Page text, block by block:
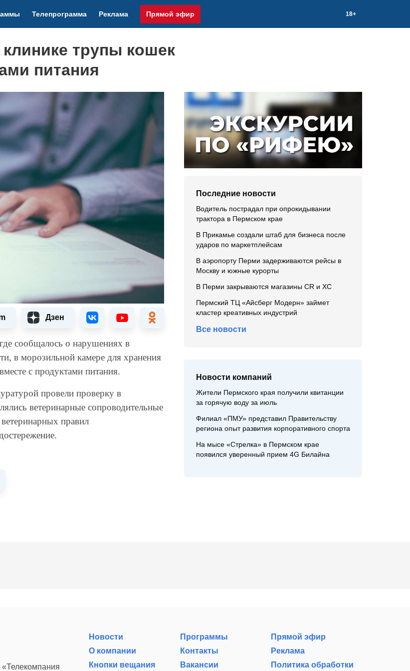
Телепрограмма Реклама Прямой эфир 18+
трупы кошек
питания
Дзен
сообщалось о нарушениях в
в морозильной камере для хранения
с продуктами питания.
провели проверку в
ветеринарные сопроводительные
правил
Последние новости
Водитель пострадал при опрокидывании
трактора в Пермском крае
В Прикамье создали штаб для бизнеса после
ударов по маркетплейсам
В аэропорту Перми задерживаются рейсы в
Москву и южные курорты
В Перми закрываются магазины CR и XC
Пермский ТЦ «Айсберг Модерн» займет
кластер креативных индустрий
Все новости
Новости компаний
Жители Пермского края получили квитанции
за горячую воду за июль
Филиал «ПМУ» представил Правительству
региона опыт развития корпоративного спорта
На мысе «Стрелка» в Пермском крае
появился уверенный прием 4G Билайна
«Телекомпания
Новости Программы
Прямой эфир
О компании
Контакты
Реклама
Кнопки вещания
Вакансии Политика обработки